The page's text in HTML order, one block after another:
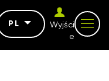
PL
Wyjści
e